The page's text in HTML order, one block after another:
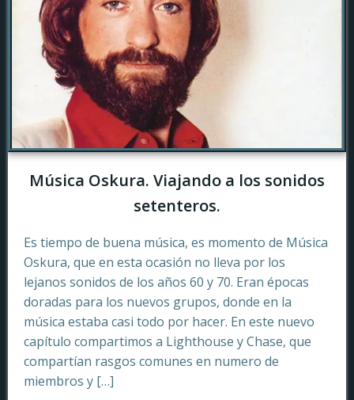
Música Oskura. Viajando a los sonidos
setenteros.
Es tiempo de buena música, es momento de Música
Oskura, que en esta ocasión no lleva por los
lejanos sonidos de los años 60 y 70. Eran épocas
doradas para los nuevos grupos, donde en la
música estaba casi todo por hacer. En este nuevo
capítulo compartimos a Lighthouse y Chase, que
compartían rasgos comunes en numero de
miembros y […]